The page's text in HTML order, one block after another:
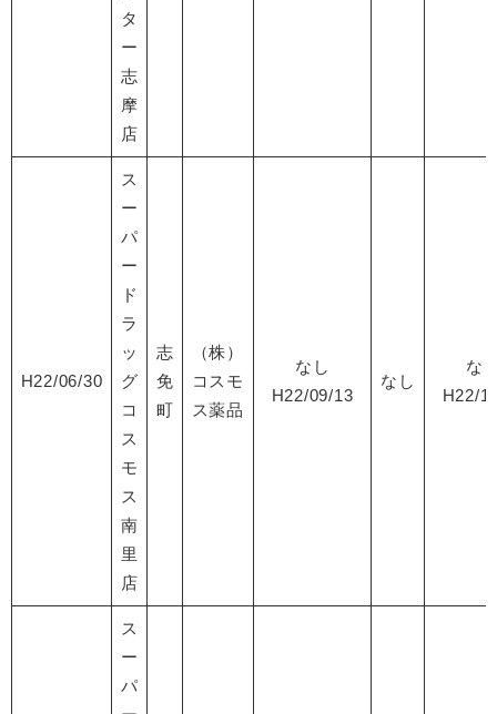
タ
ー
志
摩
店
H22/06/30
ス
ー
パ
ー
ド
ラ
ッ
グ
コ
ス
モ
ス
南
里
店
志
免
町
（株）
コスモ
ス薬品
なし
H22/09/13
なし
な
H22/
ス
ー
パ